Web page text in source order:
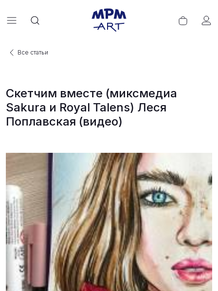
Все статьи
Скетчим вместе (миксмедиа
Sakura и Royal Talens) Леся
Поплавская (видео)
Новости 08 июня 2017